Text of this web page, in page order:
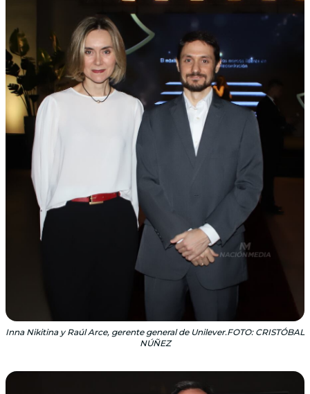
Inna Nikitina y Raúl Arce, gerente general de Unilever.FOTO: CRISTÓBAL
NÚÑEZ